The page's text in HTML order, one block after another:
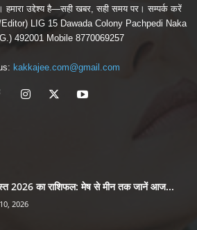
हमारा उद्देश्य है—सही खबर, सही समय पर। सम्पर्क करें
LIG 15 Dawada Colony Pachpedi Naka
492001 Mobile 8770069257
kakkajee.com@gmail.com
2026 का राशिफल: मेष से मीन तक जानें आज...
2026